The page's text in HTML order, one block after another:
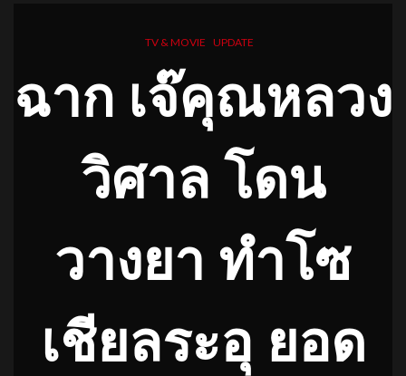
TV & MOVIE UPDATE
ฉาก เจ๊คุณหลวง
วิศาล โดน
วางยา ทำโซ
เชียลระอุ ยอด